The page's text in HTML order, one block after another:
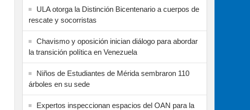
ULA otorga la Distinción Bicentenario a cuerpos de
rescate y socorristas
Chavismo y oposición inician diálogo para abordar
la transición política en Venezuela
Niños de Estudiantes de Mérida sembraron 110
árboles en su sede
Expertos inspeccionan espacios del OAN para la